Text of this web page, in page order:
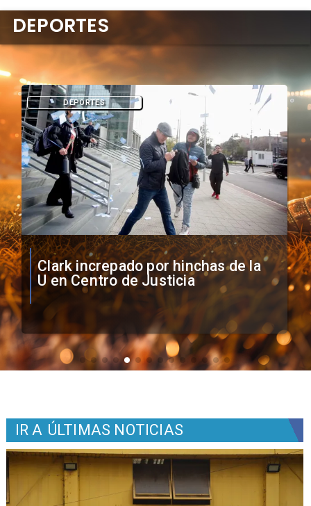
Vozinha firma contrato con Colo
Colo como nuevo arquero
DEPORTES
DEPORTES
IR A ÚLTIMAS NOTICIAS